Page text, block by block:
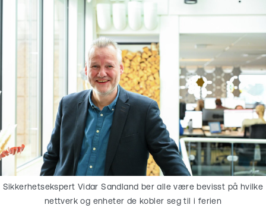
Sikkerhetsekspert Vidar Sandland ber alle være bevisst på hvilke
nettverk og enheter de kobler seg til i ferien